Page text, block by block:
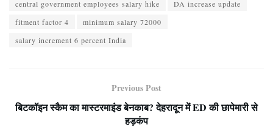
central government employees salary hike
DA increase update
fitment factor 4
minimum salary 72000
salary increment 6 percent India
Previous Post
बिटकॉइन स्कैम का मास्टरमाइंड बेनकाब? देहरादून में ED की छापेमारी से
हड़कंप